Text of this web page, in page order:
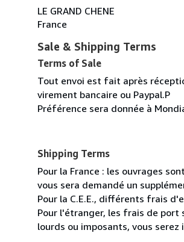
LE GRAND CHENE
France
Sale & Shipping Terms
Terms of Sale
Tout envoi est fait après
virement bancaire ou Paypal.P
Préférence sera donnée à
Shipping Terms
Pour la France : les ouvrages
vous sera demandé un
Pour la C.E.E., différents frais
Pour l'étranger, les frais de port
lourds ou imposants, vous